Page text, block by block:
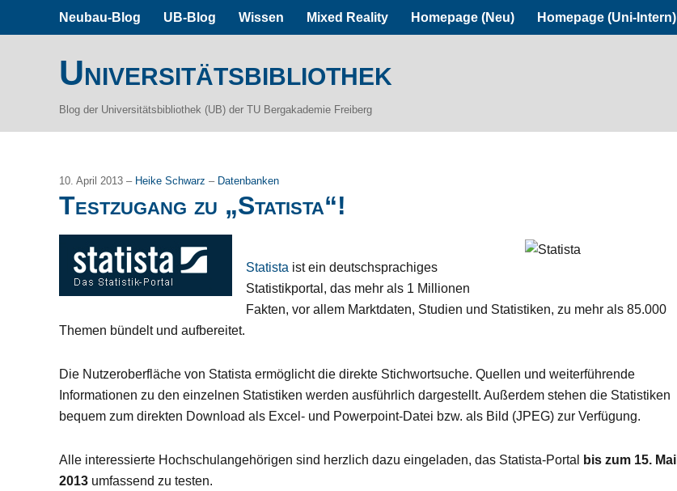
Neubau-Blog UB-Blog Wissen Mixed Reality Homepage (Neu) Homepage (Uni-Intern)
Universitätsbibliothek
Blog der Universitätsbibliothek (UB) der TU Bergakademie Freiberg
10. April 2013 – Heike Schwarz– Datenbanken
Testzugang zu „Statista“!
Statista ist ein deutschsprachiges
Statistikportal, das mehr als 1 Millionen
Fakten, vor allem Marktdaten, Studien und Statistiken, zu mehr als 85.000
Themen bündelt und aufbereitet.
Die Nutzeroberfläche von Statista ermöglicht die direkte Stichwortsuche. Quellen und weiterführende
Informationen zu den einzelnen Statistiken werden ausführlich dargestellt. Außerdem stehen die Statistiken
bequem zum direkten Download als Excel- und Powerpoint-Datei bzw. als Bild (JPEG) zur Verfügung.
Alle interessierte Hochschulangehörigen sind herzlich dazu eingeladen, das Statista-Portal
bis zum 15. Mail
2013 umfassend zu testen.